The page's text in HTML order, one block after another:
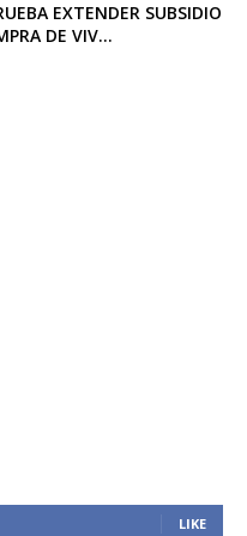
EXTENDER SUBSIDIO
DE VIV...
LIKE